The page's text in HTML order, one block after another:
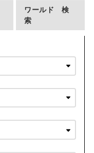
ワールド 検
索